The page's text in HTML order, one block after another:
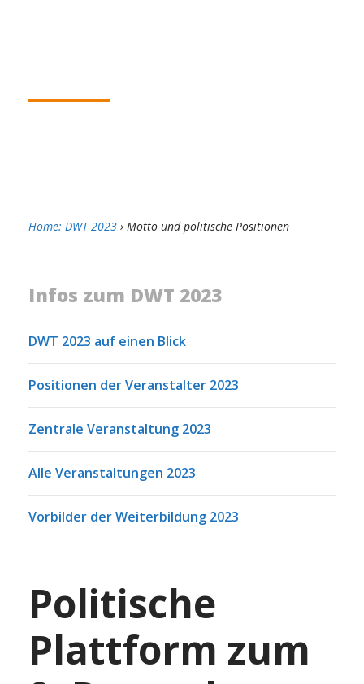
Home: DWT 2023 › Motto und politische Positionen
Infos zum DWT 2023
DWT 2023 auf einen Blick
Positionen der Veranstalter 2023
Zentrale Veranstaltung 2023
Alle Veranstaltungen 2023
Vorbilder der Weiterbildung 2023
Politische
Plattform zum